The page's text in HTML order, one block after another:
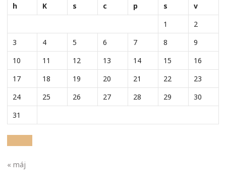
h
K s c p s
v
1
2
3
4 5 6 7 8
9
10
11 12 13 14 15
16
17
18 19 20 21 22
23
24
25 26 27 28 29
30
31
« máj